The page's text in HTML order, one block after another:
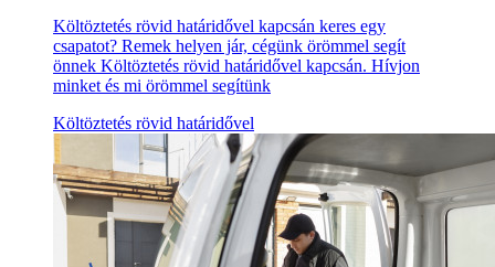
Költöztetés rövid határidővel kapcsán keres egy
csapatot? Remek helyen jár, cégünk örömmel segít
önnek Költöztetés rövid határidővel kapcsán. Hívjon
minket és mi örömmel segítünk
Költöztetés rövid határidővel